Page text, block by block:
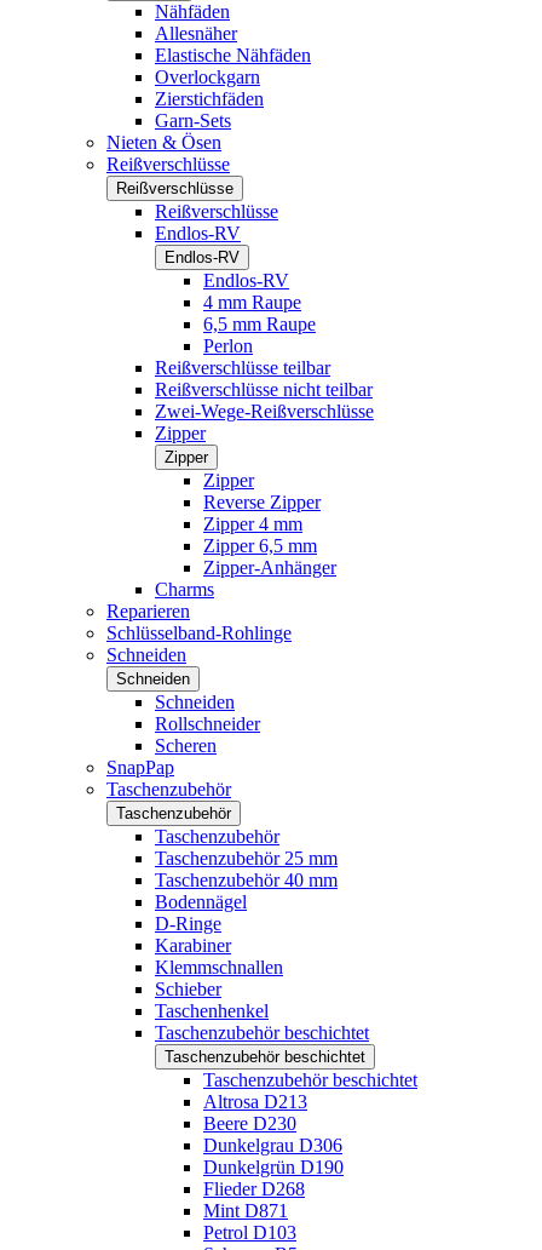
Nähfäden
Allesnäher
Elastische Nähfäden
Overlockgarn
Zierstichfäden
Garn-Sets
Nieten & Ösen
Reißverschlüsse
Reißverschlüsse
Reißverschlüsse
Endlos-RV
Endlos-RV
Endlos-RV
4 mm Raupe
6,5 mm Raupe
Perlon
Reißverschlüsse teilbar
Reißverschlüsse nicht teilbar
Zwei-Wege-Reißverschlüsse
Zipper
Zipper
Zipper
Reverse Zipper
Zipper 4 mm
Zipper 6,5 mm
Zipper-Anhänger
Charms
Reparieren
Schlüsselband-Rohlinge
Schneiden
Schneiden
Schneiden
Rollschneider
Scheren
SnapPap
Taschenzubehör
Taschenzubehör
Taschenzubehör
Taschenzubehör 25 mm
Taschenzubehör 40 mm
Bodennägel
D-Ringe
Karabiner
Klemmschnallen
Schieber
Taschenhenkel
Taschenzubehör beschichtet
Taschenzubehör beschichtet
Taschenzubehör beschichtet
Altrosa D213
Beere D230
Dunkelgrau D306
Dunkelgrün D190
Flieder D268
Mint D871
Petrol D103